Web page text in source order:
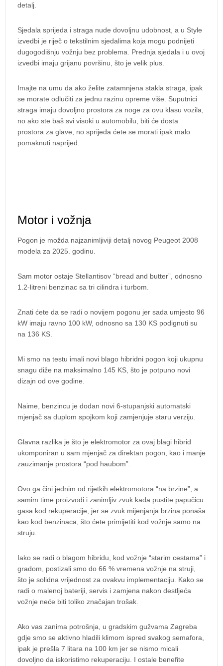
detalj.
Sjedala sprijeda i straga nude dovoljnu udobnost, a u Style
izvedbi je riječ o tekstilnim sjedalima koja mogu podnijeti
dugogodišnju vožnju bez problema. Prednja sjedala i u ovoj
izvedbi imaju grijanu površinu, što je velik plus.
Imajte na umu da ako želite zatamnjena stakla straga, ipak
se morate odlučiti za jednu razinu opreme više. Suputnici
straga imaju dovoljno prostora za noge za ovu klasu vozila,
no ako ste baš svi visoki u automobilu, biti će dosta
prostora za glave, no sprijeda ćete se morati ipak malo
pomaknuti naprijed.
Motor i vožnja
Pogon je možda najzanimljiviji detalj novog Peugeot 2008
modela za 2025. godinu.
Sam motor ostaje Stellantisov “bread and butter”, odnosno
1.2-litreni benzinac sa tri cilindra i turbom.
Znati ćete da se radi o novijem pogonu jer sada umjesto 96
kW imaju ravno 100 kW, odnosno sa 130 KS podignuti su
na 136 KS.
Mi smo na testu imali novi blago hibridni pogon koji ukupnu
snagu diže na maksimalno 145 KS, što je potpuno novi
dizajn od ove godine.
Naime, benzincu je dodan novi 6-stupanjski automatski
mjenjač sa duplom spojkom koji zamjenjuje staru verziju.
Glavna razlika je što je elektromotor za ovaj blagi hibrid
ukomponiran u sam mjenjač za direktan pogon, kao i manje
zauzimanje prostora “pod haubom”.
Ovo ga čini jednim od rijetkih elektromotora “na brzine”, a
samim time proizvodi i zanimljiv zvuk kada pustite papučicu
gasa kod rekuperacije, jer se zvuk mijenjanja brzina ponaša
kao kod benzinaca, što ćete primijetiti kod vožnje samo na
struju.
Iako se radi o blagom hibridu, kod vožnje “starim cestama” i
gradom, postizali smo do 66 % vremena vožnje na struji,
što je solidna vrijednost za ovakvu implementaciju. Kako se
radi o malenoj bateriji, servis i zamjena nakon destljeća
vožnje neće biti toliko značajan trošak.
Ako vas zanima potrošnja, u gradskim gužvama Zagreba
gdje smo se aktivno hladili klimom ispred svakog semafora,
ipak je prešla 7 litara na 100 km jer se nismo micali
dovoljno da iskoristimo rekuperaciju. I ostale benefite